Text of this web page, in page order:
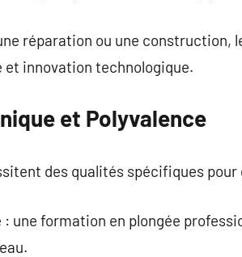
réparation ou une construction,
et innovation technologique.
et Polyvalence
des qualités spécifiques
une formation en plongée